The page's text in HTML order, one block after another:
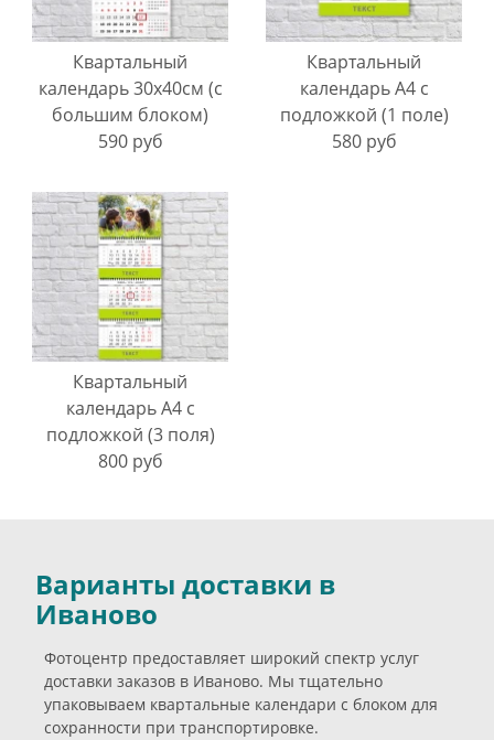
Квартальный
календарь 30х40см (с
большим блоком)
590 руб
Квартальный
календарь А4 с
подложкой (1 поле)
580 руб
Квартальный
календарь А4 с
подложкой (3 поля)
800 руб
Варианты доставки в
Иваново
Фотоцентр предоставляет широкий спектр услуг
доставки заказов в Иваново. Мы тщательно
упаковываем квартальные календари с блоком для
сохранности при транспортировке.